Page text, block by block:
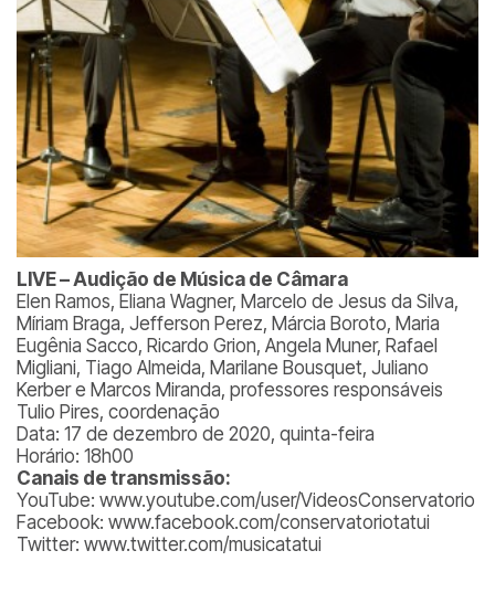
LIVE – Audição de Música de Câmara
Elen Ramos, Eliana Wagner, Marcelo de Jesus da Silva,
Míriam Braga, Jefferson Perez, Márcia Boroto, Maria
Eugênia Sacco, Ricardo Grion, Angela Muner, Rafael
Migliani, Tiago Almeida, Marilane Bousquet, Juliano
Kerber e Marcos Miranda, professores responsáveis
Tulio Pires, coordenação
Data: 17 de dezembro de 2020, quinta-feira
Horário: 18h00
Canais de transmissão:
YouTube: www.youtube.com/user/VideosConservatorio
Facebook: www.facebook.com/conservatoriotatui
Twitter: www.twitter.com/musicatatui